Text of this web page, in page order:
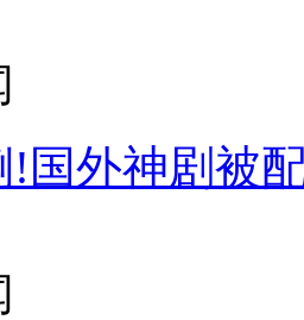
!国外神剧被